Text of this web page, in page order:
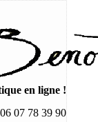
en ligne !
07 78 39 90